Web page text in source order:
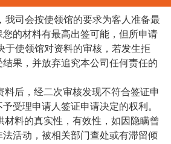
我司会按使领馆的要求为客人准备最
的材料有最高出签可能，但所申请
于使领馆对资料的审核，若发生拒
果，并放弃追究本公司任何责任的
料后，经二次审核发现不符合签证申
受理申请人签证申请决定的权利。
材料的真实性，有效性，如因隐瞒曾
活动，被相关部门查处或有滞留倾